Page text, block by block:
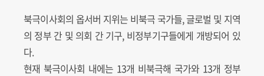
북극이사회의 옵서버 지위는 비북극 국가들, 글로벌 및 지역
의 정부 간 및 의회 간 기구, 비정부기구들에게 개방되어 있
다.
현재 북극이사회 내에는 13개 비북극해 국가와 13개 정부